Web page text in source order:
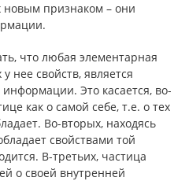
новым признаком – они
что любая элементарная
нее свойств, является
Это касается, во-
как о самой себе, т.е. о тех
Во-вторых, находясь
свойствами той
В-третьих, частица
о своей внутренней